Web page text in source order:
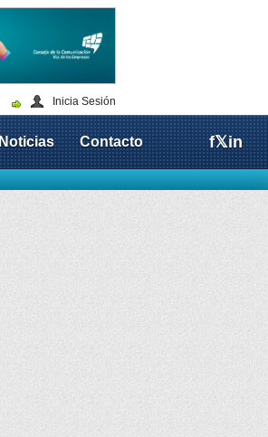
Inicia Sesión
Noticias Contacto f𝕏in